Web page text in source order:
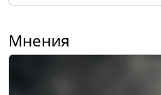
Мнения